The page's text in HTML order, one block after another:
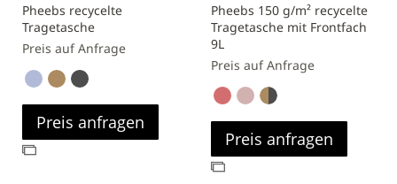
Pheebs recycelte
Tragetasche
Preis auf Anfrage
Preis anfragen
Zur
Pheebs 150 g/m² recycelte
Tragetasche mit Frontfach
9L
Preis auf Anfrage
Preis anfragen
Zur